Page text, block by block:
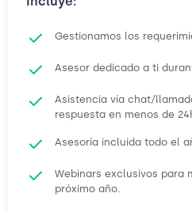
Gestionamos los
Asesor dedicado a ti
Asistencia vía chat/
respuesta en menos de
Asesoría incluida todo el
Webinars exclusivos para
próximo año.